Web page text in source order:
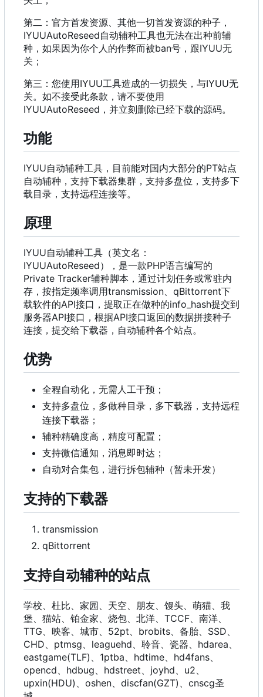
第二：官方首发资源、其他一切首发资源的种子，
IYUUAutoReseed自动辅种工具也无法在出种前辅
种，如果因为你个人的作弊而被ban号，跟IYUU无
关；
第三：您使用IYUU工具造成的一切损失，与IYUU无
关。如不接受此条款，请不要使用
IYUUAutoReseed，并立刻删除已经下载的源码。
功能
IYUU自动辅种工具，目前能对国内大部分的PT站点
自动辅种，支持下载器集群，支持多盘位，支持多下
载目录，支持远程连接等。
原理
IYUU自动辅种工具（英文名：
IYUUAutoReseed），是一款PHP语言编写的
Private Tracker辅种脚本，通过计划任务或常驻内
存，按指定频率调用transmission、qBittorrent下
载软件的API接口，提取正在做种的info_hash提交到
服务器API接口，根据API接口返回的数据拼接种子
连接，提交给下载器，自动辅种各个站点。
优势
全程自动化，无需人工干预；
支持多盘位，多做种目录，多下载器，支持远程
连接下载器；
辅种精确度高，精度可配置；
支持微信通知，消息即时达；
自动对合集包，进行拆包辅种（暂未开发）
支持的下载器
transmission
qBittorrent
支持自动辅种的站点
学校、杜比、家园、天空、朋友、馒头、萌猫、我
堡、猫站、铂金家、烧包、北洋、TCCF、南洋、
TTG、映客、城市、52pt、brobits、备胎、SSD、
CHD、ptmsg、leaguehd、聆音、瓷器、hdarea、
eastgame(TLF)、1ptba、hdtime、hd4fans、
opencd、hdbug、hdstreet、joyhd、u2、
upxin(HDU)、oshen、discfan(GZT)、cnscg圣